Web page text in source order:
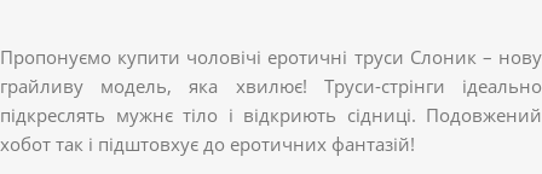
Пропонуємо купити чоловічі еротичні труси Слоник – нову
грайливу модель, яка хвилює! Труси-стрінги ідеально
підкреслять мужнє тіло і відкриють сідниці. Подовжений
хобот так і підштовхує до еротичних фантазій!